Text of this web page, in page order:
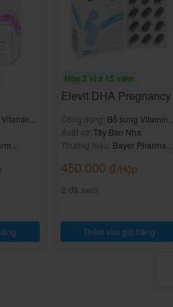
cơ gây táo bón, khi đó nên
nếu gặp bất kỳ tác dụng
Grafort như thế
theo đơn thuốc của bác sĩ
khảo theo hướng dẫn sử
ăn, trong viêm thực quản và
&
Hộp 2 vỉ x 15 viên
Elevit DHA Pregnancy
Công dụng: Bổ sung Vitamin &
khoáng chất
Xuất xứ: Tây Ban Nha
Thương hiệu: Bayer Pharma
450.000 ₫/Hộp
2 đã xem
Thêm vào giỏ hàng